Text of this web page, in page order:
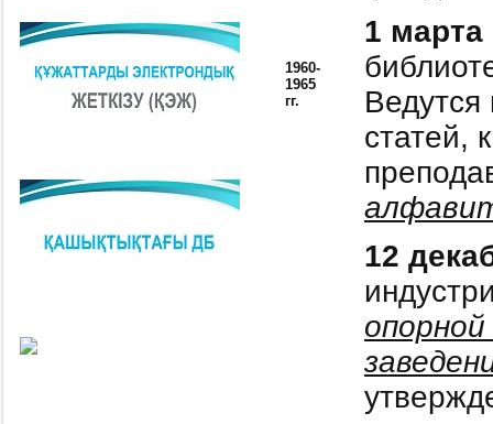
1960-
1965
гг.
1 марта
Ведутся
статей,
12